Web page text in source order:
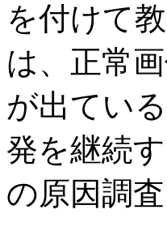
を付けて
は、正常
が出てい
発を継続
の原因調